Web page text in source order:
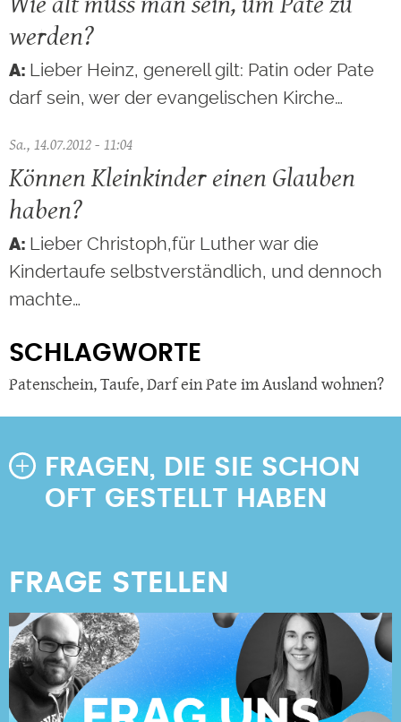
werden?
Lieber Heinz, generell gilt: Patin oder Pate
darf sein, wer der evangelischen Kirche…
Sa., 14.07.2012 - 11:04
Können Kleinkinder einen Glauben
haben?
Lieber Christoph,für Luther war die
Kindertaufe selbstverständlich, und dennoch
machte…
SCHLAGWORTE
Patenschein,Taufe,Darf ein Pate im Ausland wohnen?
FRAGEN, DIE SIE SCHON
OFT GESTELLT HABEN